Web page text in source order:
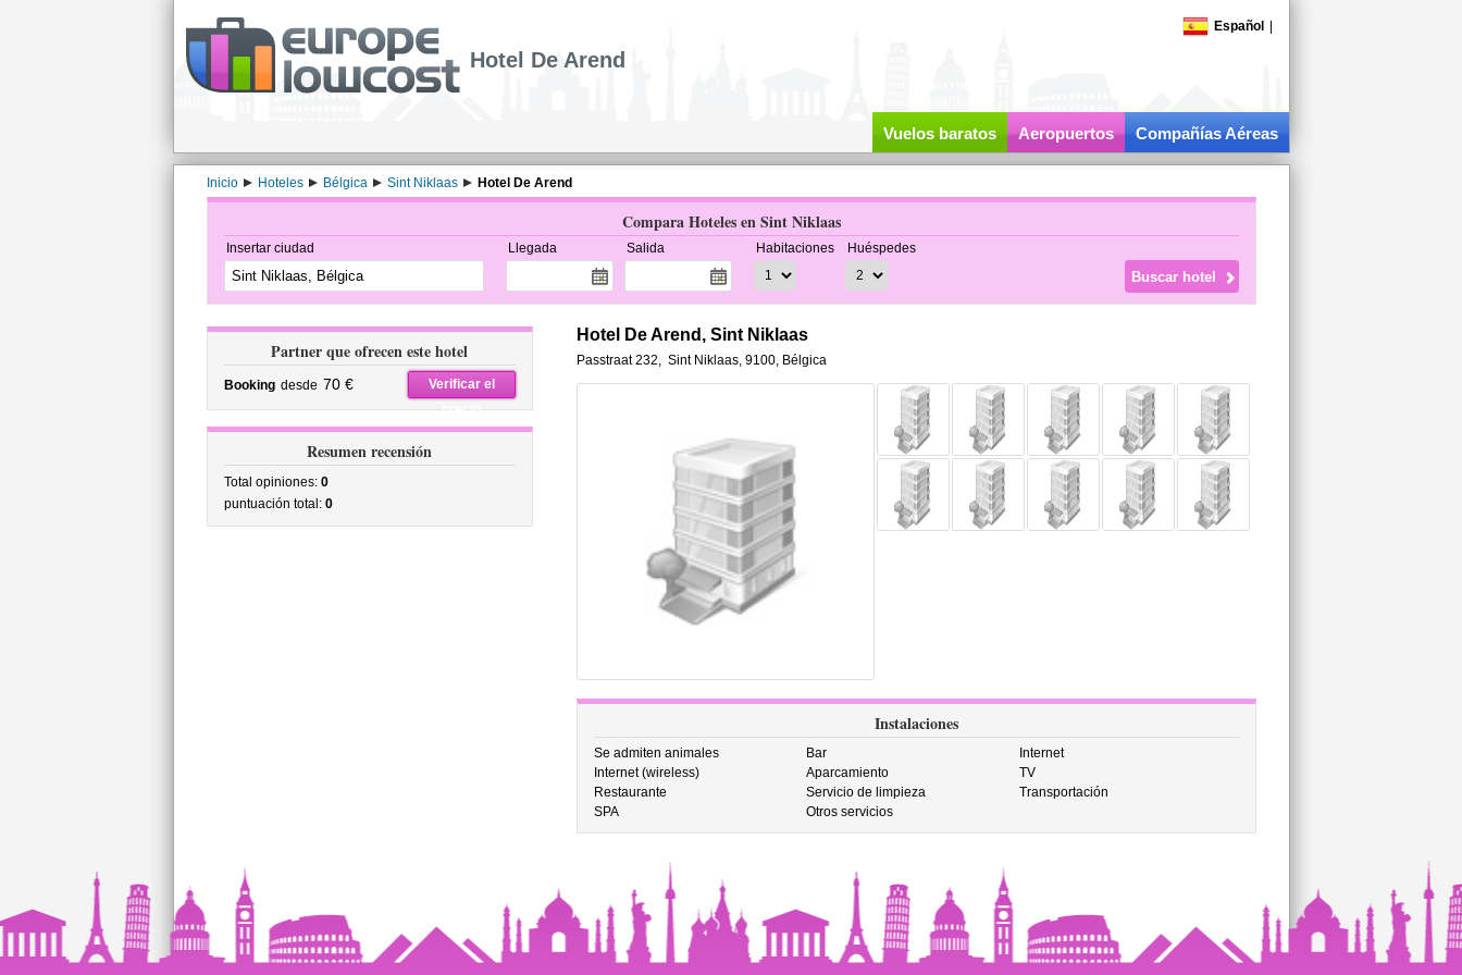
Español
Hotel De Arend
Vuelos baratos Aeropuertos Compañías Aéreas
Inicio Hoteles Bélgica Sint Niklaas Hotel De Arend
Compara Hoteles en Sint Niklaas
Insertar ciudad Llegada Salida Habitaciones Huéspedes
Partner que ofrecen este hotel
Booking desde 70 €
Verificar el
precio
Resumen recensión
Total opiniones: 0
puntuación total: 0
Hotel De Arend, Sint Niklaas
Passtraat 232, Sint Niklaas, 9100, Bélgica
Instalaciones
Se admiten animales Bar
Internet
Internet (wireless)
Aparcamiento
TV
Restaurante
Servicio de limpieza
Transportación
SPA
Otros servicios